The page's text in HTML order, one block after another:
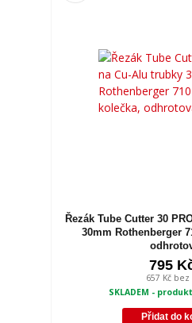
Řezák Tube Cutter 30
30mm Rothenberger
795
657 Kč bez
SKLADEM -
Přidat do